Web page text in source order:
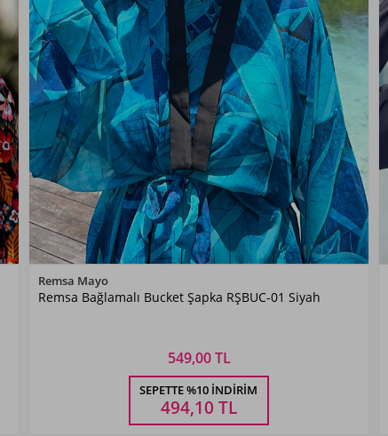
Siyah
Beden Seçiniz
STANDART
Remsa Mayo
Remsa Bağlamalı Bucket Şapka RŞBUC-01 Siyah
549,00 TL
SEPETTE %10 İNDIRIM
494,10 TL